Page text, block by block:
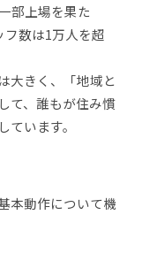
部上場を果た
フ数は1万人を超
大きく、「地域と
て、誰もが住み慣
います。
本動作について機